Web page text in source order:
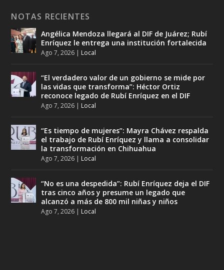
NOTAS RECIENTES
Angélica Mendoza llegará al DIF de Juárez; Rubí
Enríquez le entrega una institución fortalecida
Ago 7, 2026 | Local
“El verdadero valor de un gobierno se mide por
las vidas que transforma”: Héctor Ortiz
reconoce legado de Rubí Enríquez en el DIF
Ago 7, 2026 | Local
“Es tiempo de mujeres”: Mayra Chávez respalda
el trabajo de Rubí Enríquez y llama a consolidar
la transformación en Chihuahua
Ago 7, 2026 | Local
“No es una despedida”: Rubí Enríquez deja el DIF
tras cinco años y presume un legado que
alcanzó a más de 800 mil niñas y niños
Ago 7, 2026 | Local